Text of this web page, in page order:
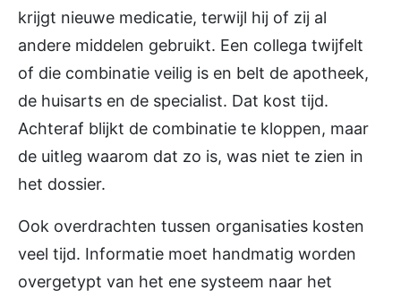
krijgt nieuwe medicatie, terwijl hij of zij al
andere middelen gebruikt. Een collega twijfelt
of die combinatie veilig is en belt de apotheek,
de huisarts en de specialist. Dat kost tijd.
Achteraf blijkt de combinatie te kloppen, maar
de uitleg waarom dat zo is, was niet te zien in
het dossier.
Ook overdrachten tussen organisaties kosten
veel tijd. Informatie moet handmatig worden
overgetypt van het ene systeem naar het